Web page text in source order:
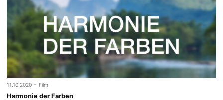
11.10.2020 - Film
Harmonie der Farben